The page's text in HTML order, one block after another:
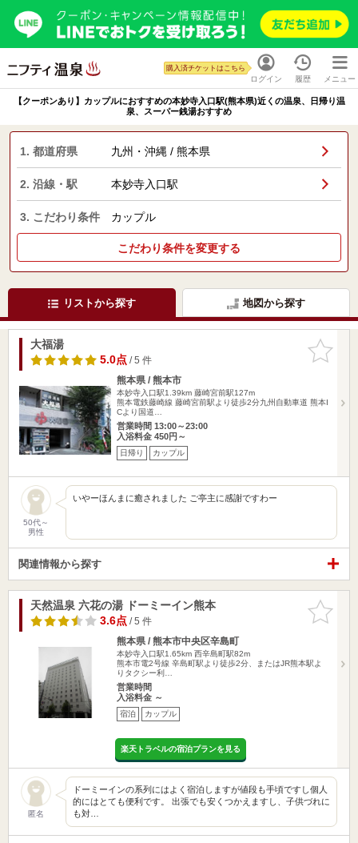
ログイン
購入済チケットはこちら
履歴 メニュー
【クーポンあり】カップルにおすすめの本妙寺入口駅(熊本県)近くの温泉、日帰り温
泉、スーパー銭湯おすすめ
1. 都道府県 九州・沖縄 / 熊本県
2. 沿線・駅 本妙寺入口駅
3. こだわり条件 カップル
こだわり条件を変更する
リストから探す 地図から探す
お気に入
りに追加
大福湯
5.0点/ 5 件
熊本県 / 熊本市
本妙寺入口駅1.39km 藤崎宮前駅127m
熊本電鉄藤崎線 藤崎宮前駅より徒歩2分九州自動車道 熊本I
Cより国道…
営業時間 13:00～23:00
入浴料金 450円～
日帰り カップル
50代～
男性
いやーほんまに癒されました ご亭主に感謝ですわー
関連情報から探す
お気に入
りに追加
天然温泉 六花の湯 ドーミーイン熊本
3.6点/ 5 件
熊本県 / 熊本市中央区辛島町
本妙寺入口駅1.65km 西辛島町駅82m
熊本市電2号線 辛島町駅より徒歩2分、またはJR熊本駅よ
りタクシー利…
営業時間
入浴料金 ～
宿泊 カップル
楽天トラベルの宿泊プランを見る
匿名
ドーミーインの系列にはよく宿泊しますが値段も手頃ですし個人
的にはとても便利です。 出張でも安くつかえますし、子供づれに
も対…